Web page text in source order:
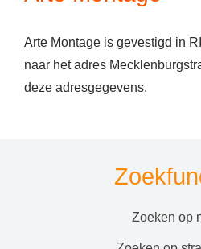
Arte Montage is gevestigd in
naar het adres
deze adresgegevens.
zoeken op